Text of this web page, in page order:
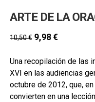
CONTACTO
MI CUENTA
ARTE DE LA
10,50€ 9,98€
Una recopilación de las
XVI en las audiencias
octubre de 2012, que,
convierten en una